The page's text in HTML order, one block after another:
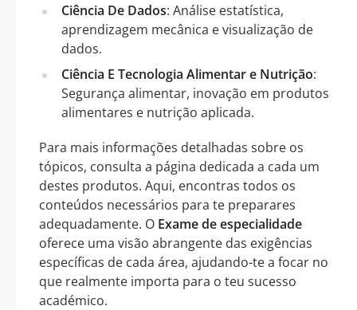
Ciência De Dados: Análise estatística,
aprendizagem mecânica e visualização de
dados.
Ciência E Tecnologia Alimentar e Nutrição:
Segurança alimentar, inovação em produtos
alimentares e nutrição aplicada.
Para mais informações detalhadas sobre os
tópicos, consulta a página dedicada a cada um
destes produtos. Aqui, encontras todos os
conteúdos necessários para te preparares
adequadamente. O Exame de especialidade
oferece uma visão abrangente das exigências
específicas de cada área, ajudando-te a focar no
que realmente importa para o teu sucesso
académico.